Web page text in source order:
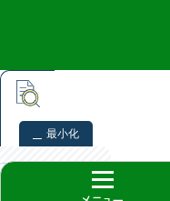
本文検索
最小化